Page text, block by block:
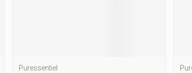
Puressentiel